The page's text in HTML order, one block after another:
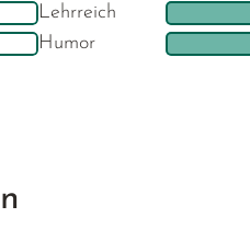
Lehrreich
Humor